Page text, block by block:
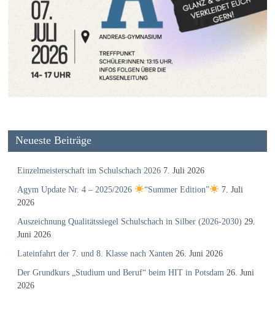
Neueste Beiträge
Einzelmeisterschaft im Schulschach 2026 7. Juli 2026
Agym Update Nr. 4 – 2025/2026 “Summer Edition”
7. Juli
2026
Auszeichnung Qualitätssiegel Schulschach in Silber (2026-2030) 29.
Juni 2026
Lateinfahrt der 7. und 8. Klasse nach Xanten 26. Juni 2026
Der Grundkurs „Studium und Beruf“ beim HIT in Potsdam 26. Juni
2026